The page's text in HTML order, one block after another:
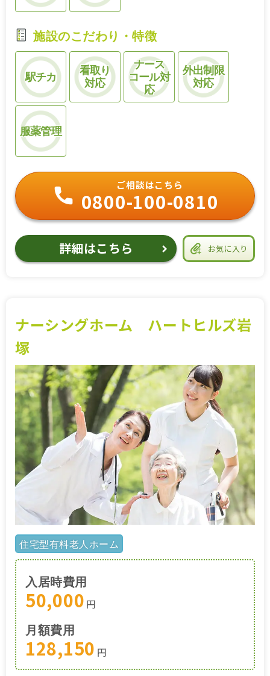
施設のこだわり・特徴
駅チカ
看取り
対応
ナース
コール対
応
外出制限
対応
服薬管理
お気に入り
ご相談はこちら
0800-100-0810
詳細はこちら
ナーシングホーム ハートヒルズ岩
塚
住宅型有料老人ホーム
入居時費用
50,000 円
月額費用
128,150 円